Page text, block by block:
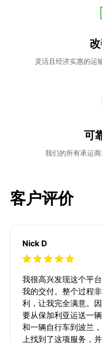
灵活且经济实惠的运
可
我们的所有承运商
客户评价
Nick D
我很高兴发现这个平
我的交付。整个过程
利，让我完全满意。
要从保加利亚运送一
和一辆自行车到波兰
上找到了这项服务，